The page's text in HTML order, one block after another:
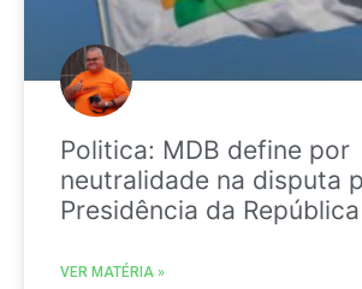
Politica: MDB define por
neutralidade na disputa
Presidência da República
VER MATÉRIA »